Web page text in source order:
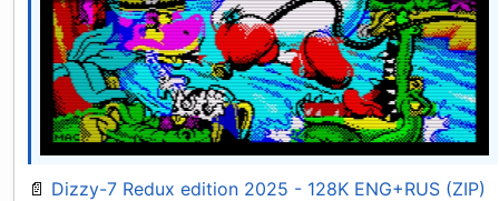
📄 Dizzy-7 Redux edition 2025 - 128K ENG+RUS (ZIP)